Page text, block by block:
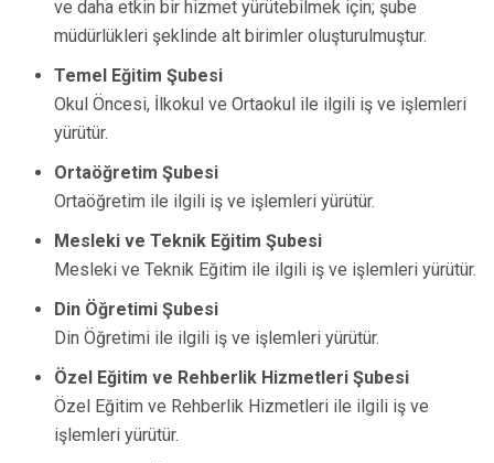
ve daha etkin bir hizmet yürütebilmek için; şube
müdürlükleri şeklinde alt birimler oluşturulmuştur.
Temel Eğitim Şubesi
Okul Öncesi, İlkokul ve Ortaokul ile ilgili iş ve işlemleri
yürütür.
Ortaöğretim Şubesi
Ortaöğretim ile ilgili iş ve işlemleri yürütür.
Mesleki ve Teknik Eğitim Şubesi
Mesleki ve Teknik Eğitim ile ilgili iş ve işlemleri yürütür.
Din Öğretimi Şubesi
Din Öğretimi ile ilgili iş ve işlemleri yürütür.
Özel Eğitim ve Rehberlik Hizmetleri Şubesi
Özel Eğitim ve Rehberlik Hizmetleri ile ilgili iş ve
işlemleri yürütür.